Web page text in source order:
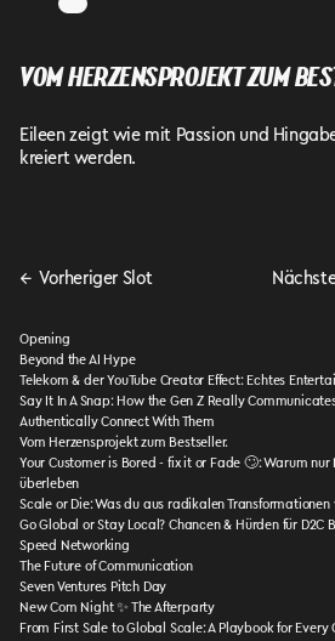
← Vorheriger Slot
VOM HERZENSPROJEKT ZUM
Eileen zeigt wie mit Passion und
kreiert werden.
Opening
Beyond the AI Hype
Telekom & der YouTube Creator Effect: Echtes
Say It In A Snap: How the Gen Z Really
Authentically Connect With Them
Vom Herzensprojekt zum Bestseller.
Your Customer is Bored - fix it or Fade 🙄: Warum
überleben
Scale or Die: Was du aus radikalen
Go Global or Stay Local? Chancen & Hürden für D2C
Speed Networking
The Future of Communication
Seven Ventures Pitch Day
New Com Night ✨ The Afterparty
From First Sale to Global Scale: A Playbook for